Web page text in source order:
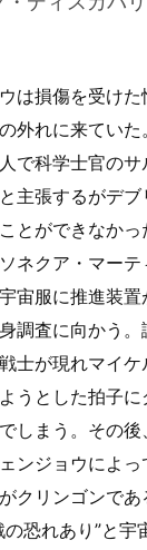
は損傷を受け
外れに来てい
で科学士官の
主張するがデ
とができなか
ネクア・マーテ
宙服に推進装
調査に向かう
士が現れマイケ
うとした拍子
しまう。その
ンジョウによっ
クリンゴンで
恐れあり”と宇